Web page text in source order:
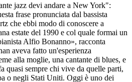
jazz devi andare a New York":
frase pronunciata dal bassista
che ebbi modo di conoscere a
estate del 1990 e col quale formai un
Alfio Bonanno», racconta
aveva fatto un'esperienza
alla moglie, una cantante di blues, e
quasi sempre chi vive da quelle parti,
o negli Stati Uniti. Oggi è uno dei